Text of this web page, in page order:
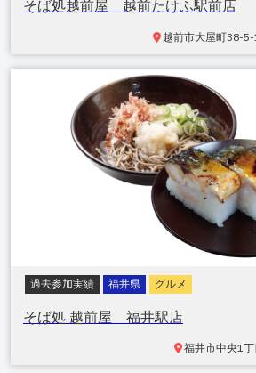
そば処越前屋 越前たけふ駅前店
越前市大屋町38-5-
過去参加実績 福井県 グルメ
そば処 越前屋 福井駅店
福井市中央1